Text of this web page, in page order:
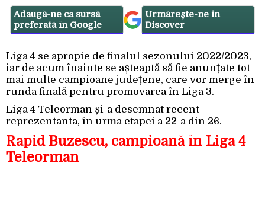
Adaugă-ne ca sursă
preferată în Google
Urmărește-ne in
Discover
Liga 4 se apropie de finalul sezonului 2022/2023,
iar de acum înainte se așteaptă să fie anunțate tot
mai multe campioane județene, care vor merge în
runda finală pentru promovarea în Liga 3.
Liga 4 Teleorman și-a desemnat recent
reprezentanta, în urma etapei a 22-a din 26.
Rapid Buzescu, campioană în Liga 4
Teleorman